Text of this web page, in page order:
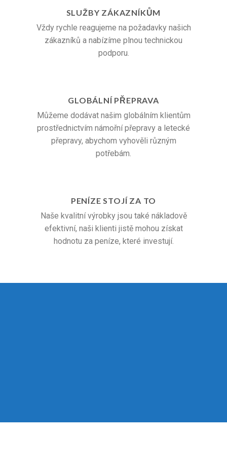
SLUŽBY ZÁKAZNÍKŮM
Vždy rychle reagujeme na požadavky našich
zákazníků a nabízíme plnou technickou
podporu.
GLOBÁLNÍ PŘEPRAVA
Můžeme dodávat našim globálním klientům
prostřednictvím námořní přepravy a letecké
přepravy, abychom vyhověli různým
potřebám.
PENÍZE STOJÍ ZA TO
Naše kvalitní výrobky jsou také nákladově
efektivní, naši klienti jistě mohou získat
hodnotu za peníze, které investují.